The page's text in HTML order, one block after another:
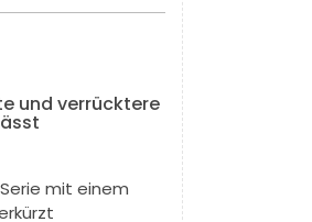
und verrücktere